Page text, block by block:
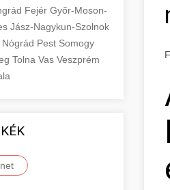
Fejér Győr-Moson-
Jász-Nagykun-Szolnok
Nógrád Pest Somogy
Tolna Vas Veszprém